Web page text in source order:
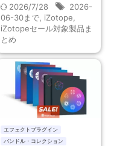
2026/7/28
2026-
06-30まで iZotope
iZotopeセール対象製品ま
とめ
エフェクトプラグイン
バンドル・コレクション